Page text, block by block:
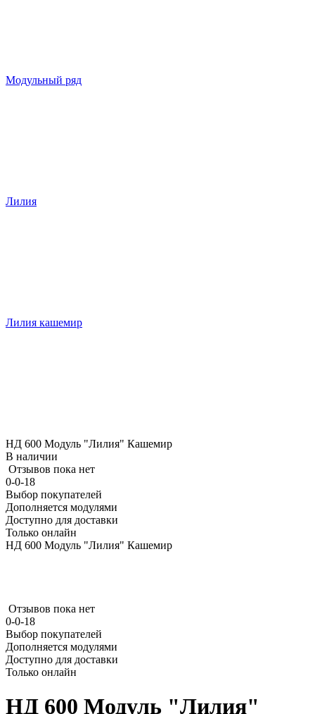
Модульный ряд
Лилия
Лилия кашемир
НД 600 Модуль "Лилия" Кашемир
В наличии
Отзывов пока нет
0-0-18
Выбор покупателей
Дополняется модулями
Доступно для доставки
Только онлайн
НД 600 Модуль "Лилия" Кашемир
Отзывов пока нет
0-0-18
Выбор покупателей
Дополняется модулями
Доступно для доставки
Только онлайн
НД 600 Модуль "Лилия"